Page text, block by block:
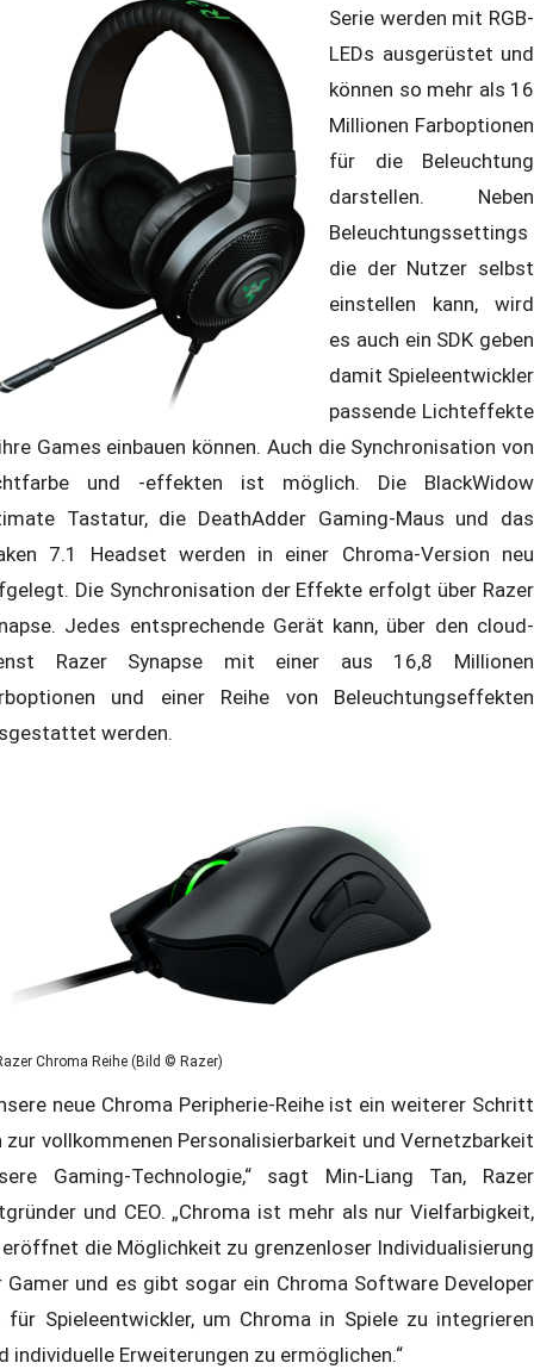
Serie werden mit RGB-
LEDs ausgerüstet und
können so mehr als 16
Millionen Farboptionen
für die Beleuchtung
darstellen. Neben
Beleuchtungssettings
die der Nutzer selbst
einstellen kann, wird
es auch ein SDK geben
damit Spieleentwickler
passende Lichteffekte
Games einbauen können. Auch die Synchronisation von
und -effekten ist möglich. Die BlackWidow
Tastatur, die DeathAdder Gaming-Maus und das
7.1 Headset werden in einer Chroma-Version neu
Die Synchronisation der Effekte erfolgt über Razer
Jedes entsprechende Gerät kann, über den cloud-
Razer Synapse mit einer aus 16,8 Millionen
und einer Reihe von Beleuchtungseffekten
werden.
Chroma Reihe (Bild © Razer)
neue Chroma Peripherie-Reihe ist ein weiterer Schritt
zur vollkommenen Personalisierbarkeit und Vernetzbarkeit
Gaming-Technologie,“ sagt Min-Liang Tan, Razer
und CEO. „Chroma ist mehr als nur Vielfarbigkeit,
die Möglichkeit zu grenzenloser Individualisierung
Gamer und es gibt sogar ein Chroma Software Developer
für Spieleentwickler, um Chroma in Spiele zu integrieren
individuelle Erweiterungen zu ermöglichen.“